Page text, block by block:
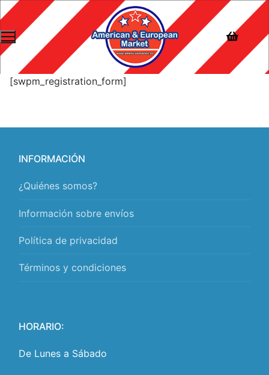
[swpm_registration_form]
INFORMACIÓN
¿Quiénes somos?
Información sobre envíos
Política de privacidad
Términos y condiciones
HORARIO:
De Lunes a Sábado